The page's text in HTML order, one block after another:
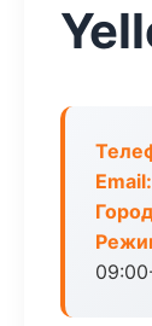
Email: